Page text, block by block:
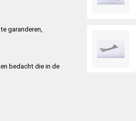
garanderen,
bedacht die in de